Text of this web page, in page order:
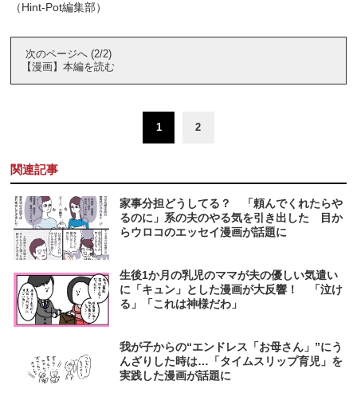
（Hint-Pot編集部）
次のページへ (2/2)
【漫画】本編を読む
1 2
関連記事
家事分担どうしてる？ 「頼んでくれたらや
るのに」系の夫のやる気を引き出した 目か
らウロコのエッセイ漫画が話題に
生後1か月の乳児のママが夫の優しい気遣い
に「キュン」とした漫画が大反響！ 「泣け
る」「これは神様だわ」
我が子からの“エンドレス「お母さん」”にう
んざりした時は…「タイムスリップ育児」を
実践した漫画が話題に